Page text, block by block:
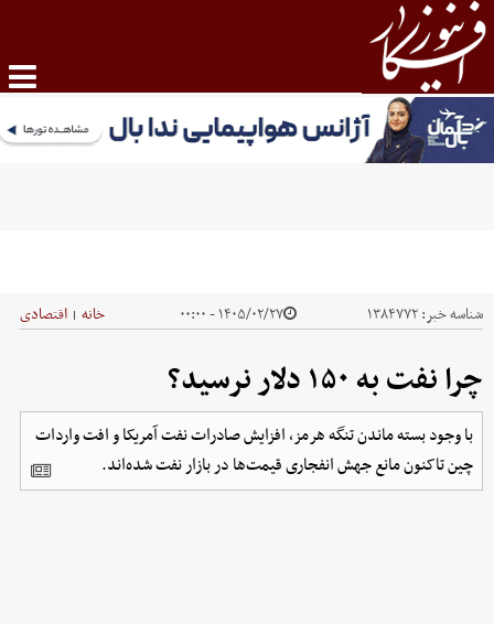
شناسه خبر:۱۳۸۴۷۷۲ ۱۴۰۵/۰۲/۲۷ - ۰۰:۰۰ خانه | اقتصادی
چرا نفت به ۱۵۰ دلار نرسید؟
با وجود بسته ماندن تنگه هرمز، افزایش صادرات نفت آمریکا و افت واردات
چین تاکنون مانع جهش انفجاری قیمت‌ها در بازار نفت شده‌اند.